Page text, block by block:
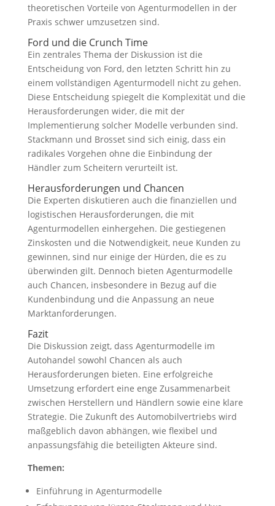
theoretischen Vorteile von Agenturmodellen in der
Praxis schwer umzusetzen sind.
Ford und die Crunch Time
Ein zentrales Thema der Diskussion ist die
Entscheidung von Ford, den letzten Schritt hin zu
einem vollständigen Agenturmodell nicht zu gehen.
Diese Entscheidung spiegelt die Komplexität und die
Herausforderungen wider, die mit der
Implementierung solcher Modelle verbunden sind.
Stackmann und Brosset sind sich einig, dass ein
radikales Vorgehen ohne die Einbindung der
Händler zum Scheitern verurteilt ist.
Herausforderungen und Chancen
Die Experten diskutieren auch die finanziellen und
logistischen Herausforderungen, die mit
Agenturmodellen einhergehen. Die gestiegenen
Zinskosten und die Notwendigkeit, neue Kunden zu
gewinnen, sind nur einige der Hürden, die es zu
überwinden gilt. Dennoch bieten Agenturmodelle
auch Chancen, insbesondere in Bezug auf die
Kundenbindung und die Anpassung an neue
Marktanforderungen.
Fazit
Die Diskussion zeigt, dass Agenturmodelle im
Autohandel sowohl Chancen als auch
Herausforderungen bieten. Eine erfolgreiche
Umsetzung erfordert eine enge Zusammenarbeit
zwischen Herstellern und Händlern sowie eine klare
Strategie. Die Zukunft des Automobilvertriebs wird
maßgeblich davon abhängen, wie flexibel und
anpassungsfähig die beteiligten Akteure sind.
Themen:
Einführung in Agenturmodelle